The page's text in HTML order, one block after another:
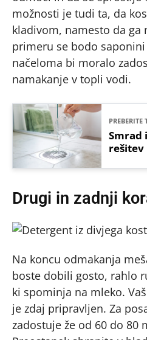
možnosti je tudi ta, da
kladivom, namesto da ga
primeru se bodo
načeloma bi moralo
namakanje v topli vodi.
PREBERITE
Smrad
rešitev
Drugi in zadnji
Na koncu odmakanja
boste dobili gosto, rahlo
ki spominja na mleko.
je zdaj pripravljen. Za
zadostuje že od 60 do 80